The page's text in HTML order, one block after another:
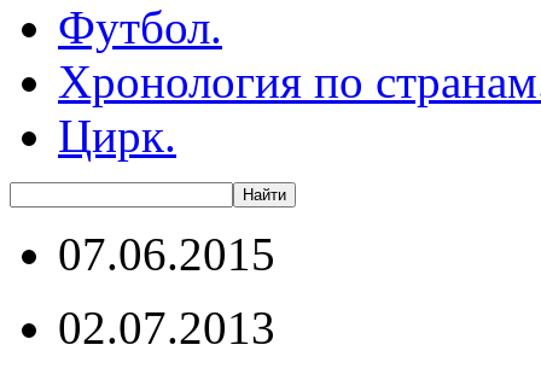
Футбол.
Хронология по
Цирк.
07.06.2015
02.07.2013